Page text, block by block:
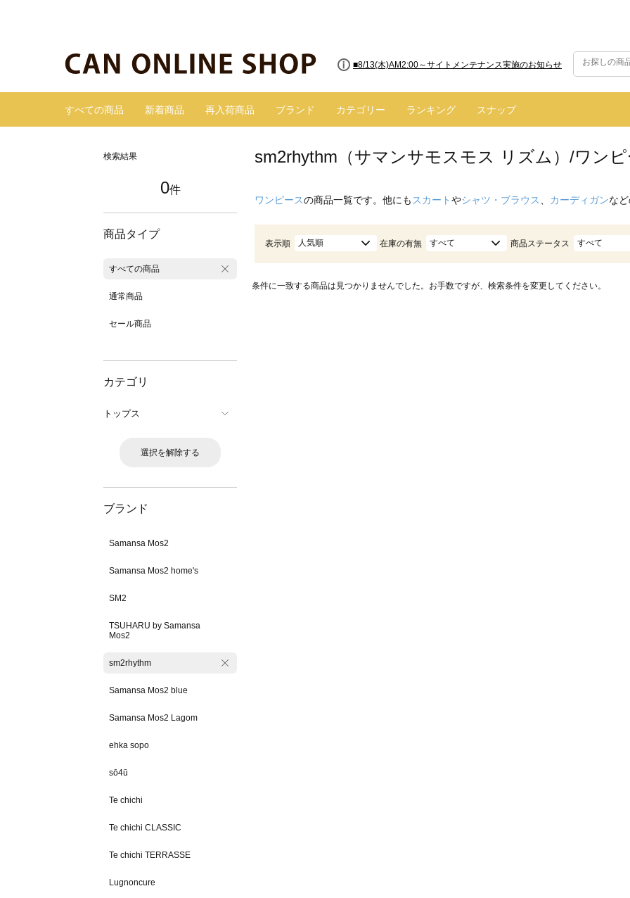
■8/13(木)AM2:00～サイトメンテナンス実施のお知らせ
すべての商品 新着商品 再入荷商品 ブランド カテゴリー ランキング スナップ
検索結果
0件
商品タイプ
すべての商品
通常商品
セール商品
カテゴリ
トップス
選択を解除する
ブランド
Samansa Mos2
Samansa Mos2 home's
SM2
TSUHARU by Samansa
Mos2
sm2rhythm
Samansa Mos2 blue
Samansa Mos2 Lagom
ehka sopo
sō4ū
Te chichi
Te chichi CLASSIC
Te chichi TERRASSE
Lugnoncure
sm2rhythm（サマンサモスモス リズム）/ワンピ
ワンピースの商品一覧です。他にも スカートやシャツ・ブラウス カーディガンな
表示順 人気順 在庫の有無 すべて 商品ステータス すべて
条件に一致する商品は見つかりませんでした。お手数ですが、検索条件を変更してください。